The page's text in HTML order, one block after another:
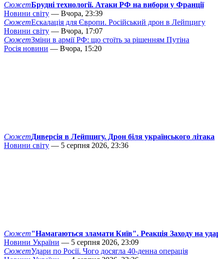
СюжетБрудні технології. Атаки РФ на вибори у Франції
Новини світу — Вчора, 23:39
СюжетЕскалація для Європи. Російський дрон в Лейпцигу
Новини світу — Вчора, 17:07
СюжетЗміни в армії РФ: що стоїть за рішенням Путіна
Росія новини — Вчора, 15:20
СюжетДиверсія в Лейпцигу. Дрон біля українського літака
Новини світу — 5 серпня 2026, 23:36
Сюжет"Намагаються зламати Київ". Реакція Заходу на
Новини України — 5 серпня 2026, 23:09
СюжетУдари по Росії. Чого досягла 40-денна операція